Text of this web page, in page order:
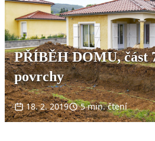
PŘÍBĚH DOMU,
povrchy
18. 2. 2019 5 min. čtení